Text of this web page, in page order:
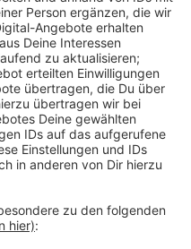
noch in Ordnung.
Irgendwann zwischen
heute Morgen 8:00
bitte direkt an die
02541-140.